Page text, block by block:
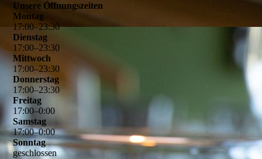
Unsere Öffnungszeiten
Montag
17:00–23:30
Dienstag
17:00–23:30
Mittwoch
17:00–23:30
Donnerstag
17:00–23:30
Freitag
17:00–0:00
Samstag
17:00–0:00
Sonntag
geschlossen